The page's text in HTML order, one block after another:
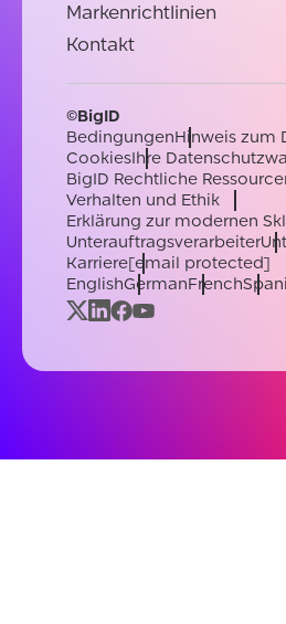
Markenrichtlinien
Kontakt
©BigID
BedingungenHinweis zum
CookiesIhre
BigID Rechtliche
Verhalten und Ethik
Erklärung zur modernen
Unterauftragsverarbeiter
Karriere[email protected]
EnglishGermanFrench